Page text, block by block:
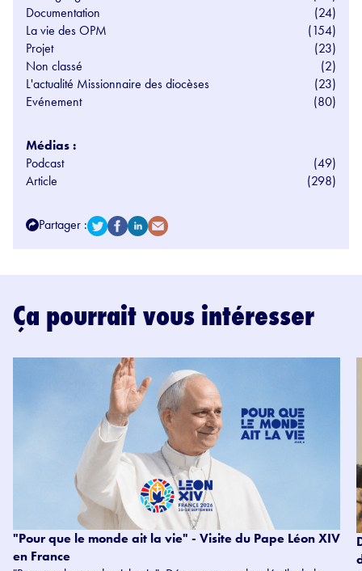
Documentation
(24)
La vie des OPM
(154)
Projet
(23)
Non classé
(2)
L'actualité Missionnaire des diocèses
(23)
Evénement
(80)
Médias :
Podcast
(49)
Article
(298)
Partager :
Ça pourrait vous intéresser
"Pour que le monde ait la vie" - Visite du Pape Léon XIV
en France